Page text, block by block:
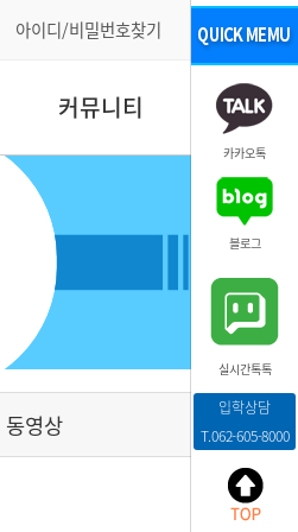
아이디/비밀번호찾기
커뮤니티
동영상
카카오톡
블로그
실시간톡톡
입학상담
T.062-605-8000